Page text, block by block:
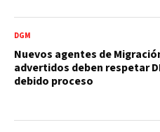
DGM
Nuevos agentes de
advertidos deben respetar
debido proceso